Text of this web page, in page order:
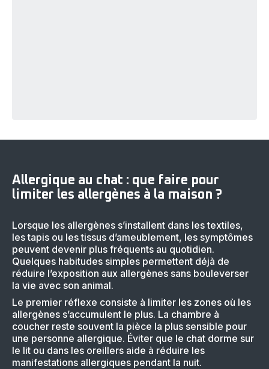
Allergique au chat : que faire pour
limiter les allergènes à la maison ?
Lorsque les allergènes s’installent dans les textiles,
les tapis ou les tissus d’ameublement, les symptômes
peuvent devenir plus fréquents au quotidien.
Quelques habitudes simples permettent déjà de
réduire l’exposition aux allergènes sans bouleverser
la vie avec son animal.
Le premier réflexe consiste à limiter les zones où les
allergènes s’accumulent le plus. La chambre à
coucher reste souvent la pièce la plus sensible pour
une personne allergique. Éviter que le chat dorme sur
le lit ou dans les oreillers aide à réduire les
manifestations allergiques pendant la nuit.